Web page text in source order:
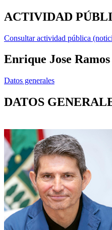
ACTIVIDAD
Consultar actividad pública
Enrique Jose
Datos generales
DATOS